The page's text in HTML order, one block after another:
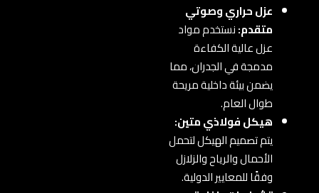
عزل حراري وصوتي
متقدم:نستخدم مواد
عزل عالية الكفاءة
مدمجة في الجدران، مما
يضمن بيئة داخلية مريحة
طوال العام.
هيكل فولاذي متين:
يتم تصميم الهيكل لتحمل
الأحمال والرياح والزلازل
وفقًا للمعايير الدولية.